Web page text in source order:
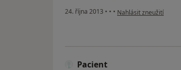
24. října 2013 • • • podle názoru uživatele
Nahlásit zneužití
Pacient